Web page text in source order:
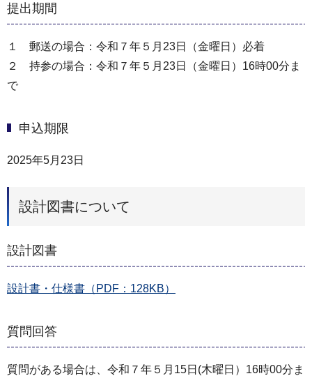
提出期間
１ 郵送の場合：令和７年５月23日（金曜日）必着
２ 持参の場合：令和７年５月23日（金曜日）16時00分ま
で
申込期限
2025年5月23日
設計図書について
設計図書
設計書・仕様書（PDF：128KB）
質問回答
質問がある場合は、令和７年５月15日(木曜日）16時00分ま